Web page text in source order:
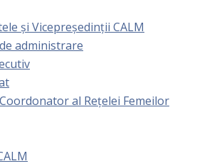
și Vicepreședinții CALM
administrare
al Rețelei Femeilor